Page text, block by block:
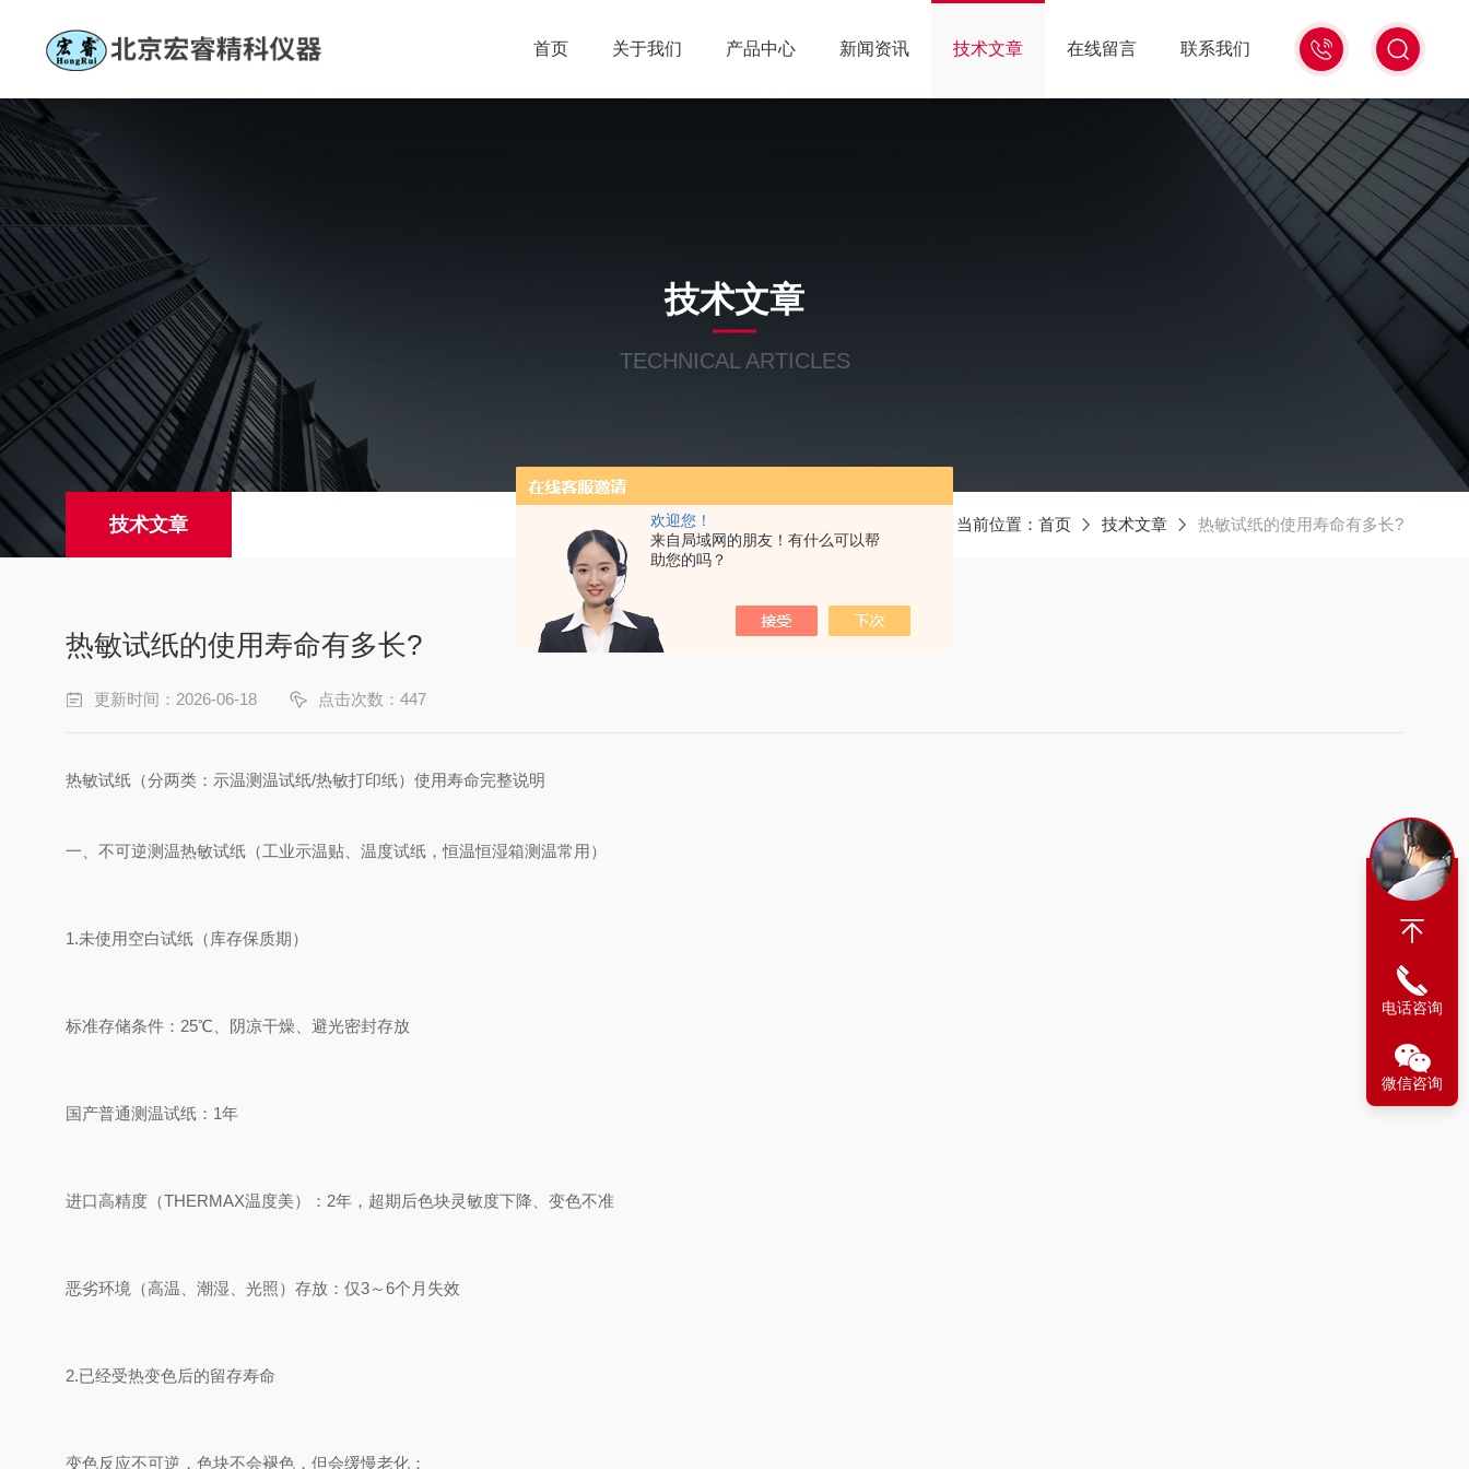
欢迎您！
来自局域网的朋友！有什么可以帮
助您的吗？
13439477936
首页 关于我们 产品中心 新闻资讯 技术文章 在线留言 联系我们
技术文章
TECHNICAL ARTICLES
技术文章 当前位置： 首页 技术文章 热敏试纸的使用寿命有多长?
热敏试纸的使用寿命有多长?
更新时间：2026-06-18 点击次数：447
热敏试纸（分两类：示温测温试纸/热敏打印纸）使用寿命完整说明
一、不可逆测温热敏试纸（工业示温贴、温度试纸，恒温恒湿箱测温常用）
1.未使用空白试纸（库存保质期）
标准存储条件：25℃、阴凉干燥、避光密封存放
国产普通测温试纸：1年
进口高精度（THERMAX温度美）：2年，超期后色块灵敏度下降、变色不准
恶劣环境（高温、潮湿、光照）存放：仅3～6个月失效
2.已经受热变色后的留存寿命
变色反应不可逆，色块不会褪色，但会缓慢老化：
电话咨询
微信咨询